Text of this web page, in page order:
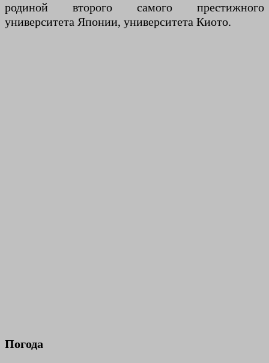
родиной второго самого престижного
университета Японии, университета Киото.
Погода